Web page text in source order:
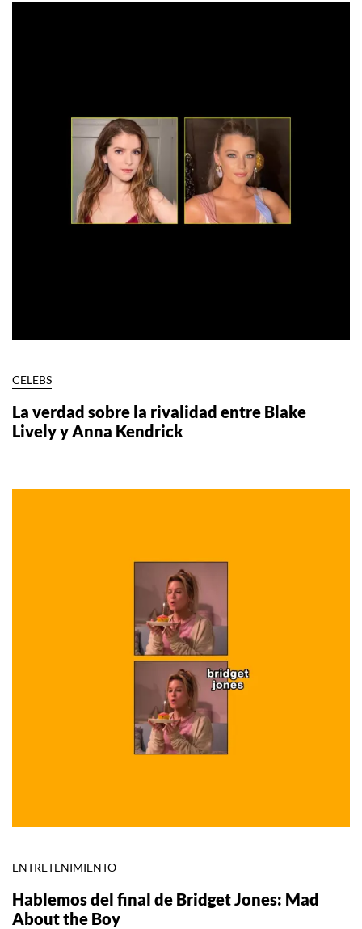
CELEBS
La verdad sobre la rivalidad entre Blake
Lively y Anna Kendrick
ENTRETENIMIENTO
Hablemos del final de Bridget Jones: Mad
About the Boy